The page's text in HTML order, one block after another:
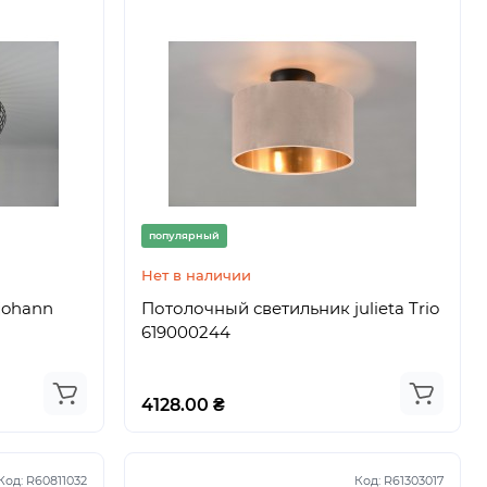
популярный
Нет в наличии
Потолочный светильник julieta Trio
619000244
4128.00 ₴
R60811032 Код: R61303017